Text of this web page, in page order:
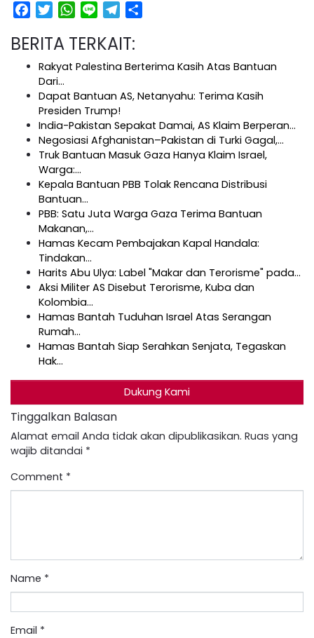
Facebook
TwitterWhatsApp
Line Telegram
BERITA TERKAIT:
Rakyat Palestina Berterima Kasih Atas Bantuan
Dari…
Dapat Bantuan AS, Netanyahu: Terima Kasih
Presiden Trump!
India-Pakistan Sepakat Damai, AS Klaim Berperan…
Negosiasi Afghanistan–Pakistan di Turki Gagal,…
Truk Bantuan Masuk Gaza Hanya Klaim Israel,
Warga:…
Kepala Bantuan PBB Tolak Rencana Distribusi
Bantuan…
PBB: Satu Juta Warga Gaza Terima Bantuan
Makanan,…
Hamas Kecam Pembajakan Kapal Handala:
Tindakan…
Harits Abu Ulya: Label "Makar dan Terorisme" pada…
Aksi Militer AS Disebut Terorisme, Kuba dan
Kolombia…
Hamas Bantah Tuduhan Israel Atas Serangan
Rumah…
Hamas Bantah Siap Serahkan Senjata, Tegaskan
Hak…
Dukung Kami
Tinggalkan Balasan
Alamat email Anda tidak akan dipublikasikan. Ruas yang
wajib ditandai *
Comment *
Name *
Email *